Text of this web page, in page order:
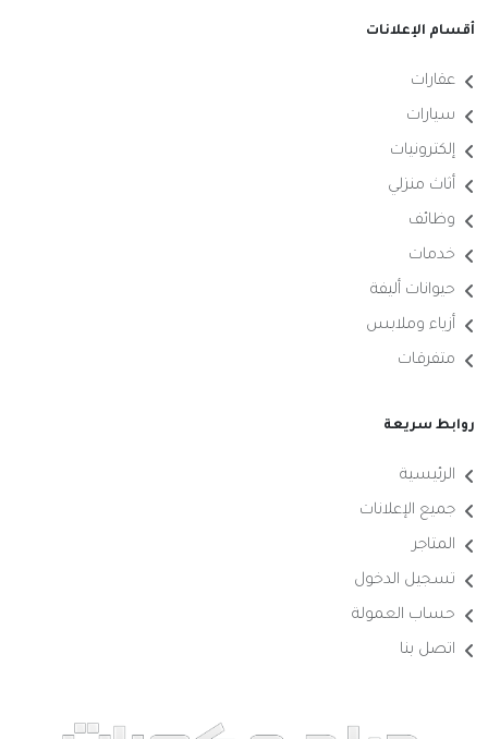
أقسام الإعلانات
عقارات
سيارات
إلكترونيات
أثاث منزلي
وظائف
خدمات
حيوانات أليفة
أزياء وملابس
متفرقات
روابط سريعة
الرئيسية
جميع الإعلانات
المتاجر
تسجيل الدخول
حساب العمولة
اتصل بنا